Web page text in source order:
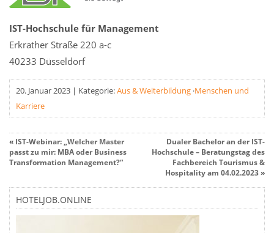
IST-Hochschule für Management
Erkrather Straße 220 a-c
40233 Düsseldorf
20. Januar 2023 | Kategorie:Aus & Weiterbildung ·Menschen und
Karriere
« IST-Webinar: „Welcher Master
passt zu mir: MBA oder Business
Transformation Management?“
Dualer Bachelor an der IST-
Hochschule – Beratungstag des
Fachbereich Tourismus &
Hospitality am 04.02.2023»
HOTELJOB.ONLINE